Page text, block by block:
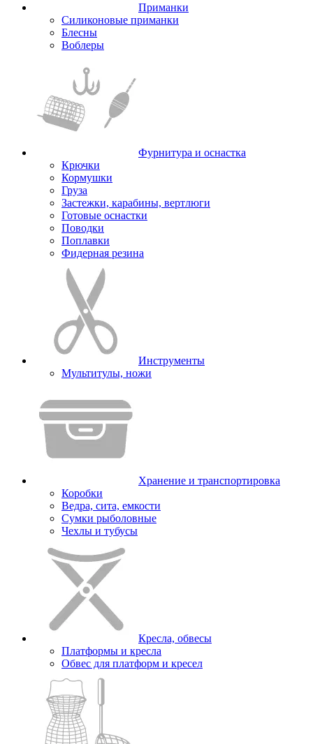
Приманки
Силиконовые приманки
Блесны
Воблеры
Фурнитура и оснастка
Крючки
Кормушки
Груза
Застежки, карабины, вертлюги
Готовые оснастки
Поводки
Поплавки
Фидерная резина
Инструменты
Мультитулы, ножи
Хранение и транспортировка
Коробки
Ведра, сита, емкости
Сумки рыболовные
Чехлы и тубусы
Кресла, обвесы
Платформы и кресла
Обвес для платформ и кресел